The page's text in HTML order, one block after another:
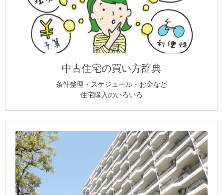
中古住宅の買い方辞典
条件整理・スケジュール・お金など
住宅購入のいろいろ